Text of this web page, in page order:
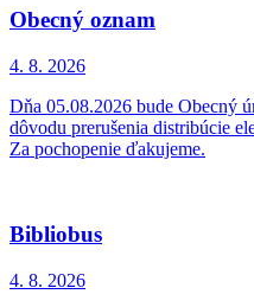
Obecný oznam
4. 8. 2026
Dňa 05.08.2026 bude Obecný
dôvodu prerušenia distribúcie
Za pochopenie ďakujeme.
Bibliobus
4. 8. 2026